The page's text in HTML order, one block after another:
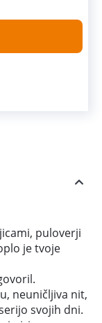
puloverji
je tvoje
neuničljiva nit,
svojih dni.